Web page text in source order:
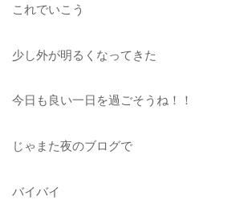
これでいこう
少し外が明るくなってきた
今日も良い一日を過ごそうね！！
じゃまた夜のブログで
バイバイ